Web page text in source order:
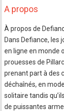
A propos
À propos de
Dans Defiance, les
en ligne en monde
prouesses de
prenant part à des
déchaînés, en
solitaire tandis
de puissantes